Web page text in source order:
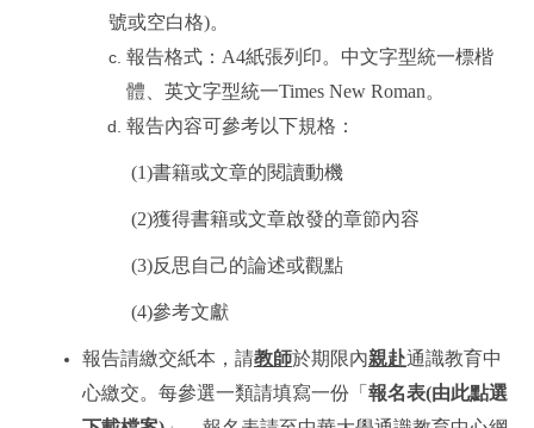
號或空白格)。
報告格式： A4紙張列印。中文字型統一標楷
體、英文字型統一Times New Roman。
報告內容可參考以下規格：
(1)書籍或文章的閱讀動機
(2)獲得書籍或文章啟發的章節內容
(3)反思自己的論述或觀點
(4)參考文獻
報告請繳交紙本，請教師於期限內親赴通識教育中
心繳交。每參選一類請填寫一份「 報名表(由此點選